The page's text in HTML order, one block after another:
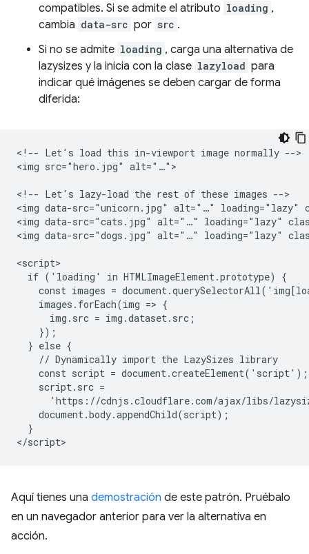
compatibles. Si se admite el atributo loading ,
cambia data-src por src .
Si no se admite loading , carga una alternativa de
lazysizes y la inicia con la clase lazyload para
indicar qué imágenes se deben cargar de forma
diferida:
<!-- Let's load this in-viewport image normally -->
<img src="hero.jpg" alt="…">
<!-- Let's lazy-load the rest of these images -->
<img data-src="unicorn.jpg" alt="…" loading="lazy"
<img data-src="cats.jpg" alt="…" loading="lazy"
<img data-src="dogs.jpg" alt="…" loading="lazy"
<script>
  if ('loading' in HTMLImageElement.prototype) {
const images =
    images.forEach(img => {
      img.src = img.dataset.src;
    });
  } else {
    // Dynamically import the LazySizes library
    const script = document.createElement('script');
    script.src =
'https://cdnjs.cloudflare.com/ajax/libs/
    document.body.appendChild(script);
  }
Aquí tienes una demostración de este patrón. Pruébalo
en un navegador anterior para ver la alternativa en
acción.